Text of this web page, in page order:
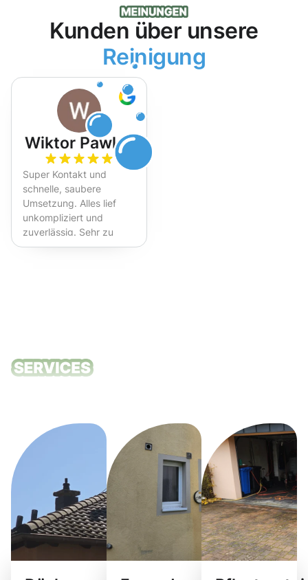
Kunden über unsere
Reinigung
Wiktor Pawlak
Super Kontakt und
schnelle, saubere
Umsetzung. Alles lief
unkompliziert und
zuverlässig. Sehr zu
empfehlen!